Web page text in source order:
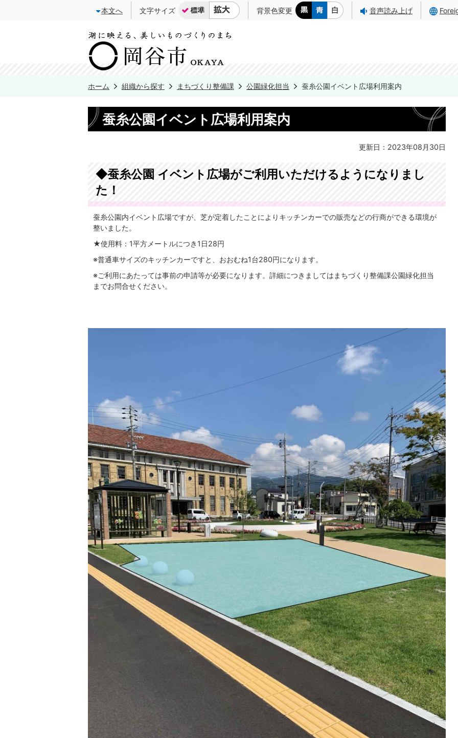
本文へ 文字サイズ 背景色変更 音声読み上げ
ホーム 組織から探す まちづくり整備課 公園緑化担当 蚕糸公園イベント広場利用案内
蚕糸公園イベント広場利用案内
更新日：2023年08月30日
◆蚕糸公園 イベント広場がご利用いただけるようになりまし
た！
蚕糸公園内イベント広場ですが、芝が定着したことによりキッチンカーでの販売などの行商ができる環境が
整いました。
★使用料：1平方メートルにつき1日28円
※普通車サイズのキッチンカーですと、おおむね1台280円になります。
※ご利用にあたっては事前の申請等が必要になります。詳細につきましてはまちづくり整備課公園緑化担当
までお問合せください。